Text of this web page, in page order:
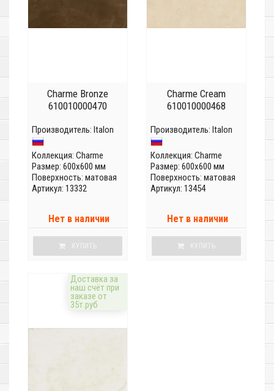
Charme Bronze
610010000470
Производитель: Italon
Коллекция: Charme
Размер: 600x600 мм
Поверхность: матовая
Артикул: 13332
Нет в наличии
КУПИТЬ
Charme Cream
610010000468
Производитель: Italon
Коллекция: Charme
Размер: 600x600 мм
Поверхность: матовая
Артикул: 13454
Нет в наличии
КУПИТЬ
Доставка за
наш счёт при
заказе от
35т.руб